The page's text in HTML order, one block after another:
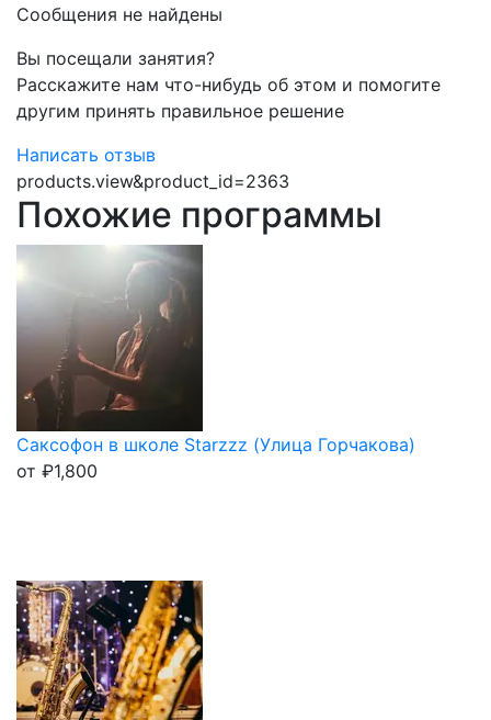
Сообщения не найдены
Вы посещали занятия?
Расскажите нам что-нибудь об этом и помогите
другим принять правильное решение
Написать отзыв
products.view&product_id=2363
Похожие программы
Саксофон в школе Starzzz (Улица Горчакова)
от ₽1,800